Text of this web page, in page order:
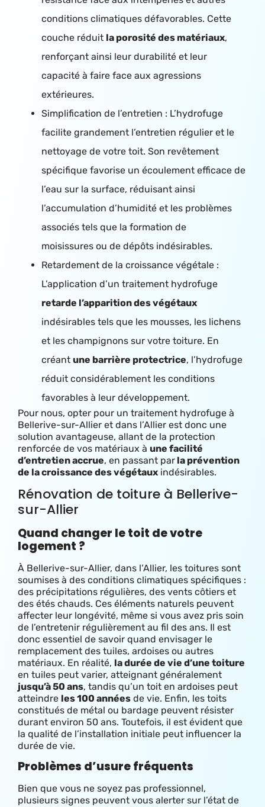
conditions climatiques défavorables. Cette
couche réduit la porosité des matériaux,
renforçant ainsi leur durabilité et leur
capacité à faire face aux agressions
extérieures.
Simplification de l’entretien : L’hydrofuge
facilite grandement l’entretien régulier et le
nettoyage de votre toit. Son revêtement
spécifique favorise un écoulement efficace de
l’eau sur la surface, réduisant ainsi
l’accumulation d’humidité et les problèmes
associés tels que la formation de
moisissures ou de dépôts indésirables.
Retardement de la croissance végétale :
L’application d’un traitement hydrofuge
retarde l’apparition des végétaux
indésirables tels que les mousses, les lichens
et les champignons sur votre toiture. En
créant une barrière protectrice, l’hydrofuge
réduit considérablement les conditions
favorables à leur développement.
Pour nous, opter pour un traitement hydrofuge à
Bellerive-sur-Allier et dans l’Allier est donc une
solution avantageuse, allant de la protection
renforcée de vos matériaux à une facilité
d’entretien accrue, en passant par la prévention
de la croissance des végétaux indésirables.
Rénovation de toiture à Bellerive-
sur-Allier
Quand changer le toit de votre
logement ?
À Bellerive-sur-Allier, dans l’Allier, les toitures sont
soumises à des conditions climatiques spécifiques :
des précipitations régulières, des vents côtiers et
des étés chauds. Ces éléments naturels peuvent
affecter leur longévité, même si vous avez pris soin
de l’entretenir régulièrement au fil des ans. Il est
donc essentiel de savoir quand envisager le
remplacement des tuiles, ardoises ou autres
matériaux. En réalité, la durée de vie d’une toiture
en tuiles peut varier, atteignant généralement
jusqu’à 50 ans, tandis qu’un toit en ardoises peut
atteindre les 100 années de vie. Enfin, les toits
constitués de métal ou bardage peuvent résister
durant environ 50 ans. Toutefois, il est évident que
la qualité de l’installation initiale peut influencer la
durée de vie.
Problèmes d’usure fréquents
Bien que vous ne soyez pas professionnel,
plusieurs signes peuvent vous alerter sur l’état de